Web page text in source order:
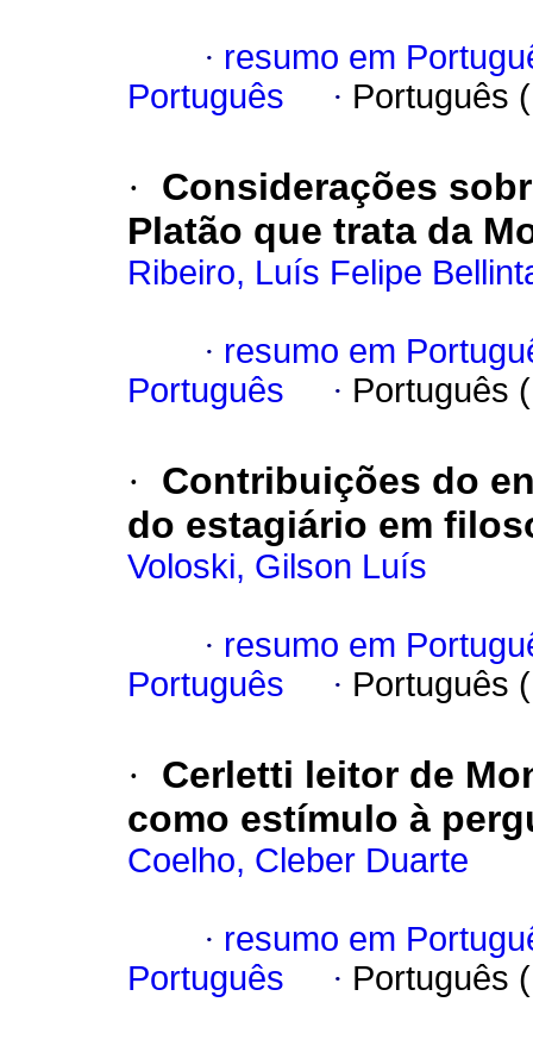
· resumo em
Português
· Português
·
Considerações
Platão que trata da
Ribeiro, Luís Felipe
· resumo em
Português
· Português
·
Contribuições do
do estagiário em
Voloski, Gilson Luís
· resumo em
Português
· Português
·
Cerletti leitor de
como estímulo à
Coelho, Cleber Duarte
· resumo em
Português
· Português